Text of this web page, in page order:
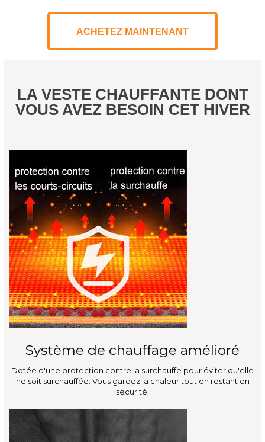
ACHETEZ MAINTENANT
LA VESTE CHAUFFANTE DONT
VOUS AVEZ BESOIN CET HIVER
Système de chauffage amélioré
Dotée d'une protection contre la surchauffe pour éviter qu'elle
ne soit surchauffée. Vous gardez la chaleur tout en restant en
sécurité.